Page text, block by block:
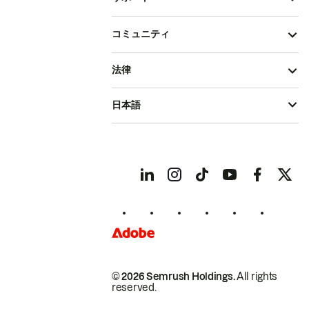
コミュニティ
© 2026 Semrush Holdings.All rights
reserved.
法律
日本語